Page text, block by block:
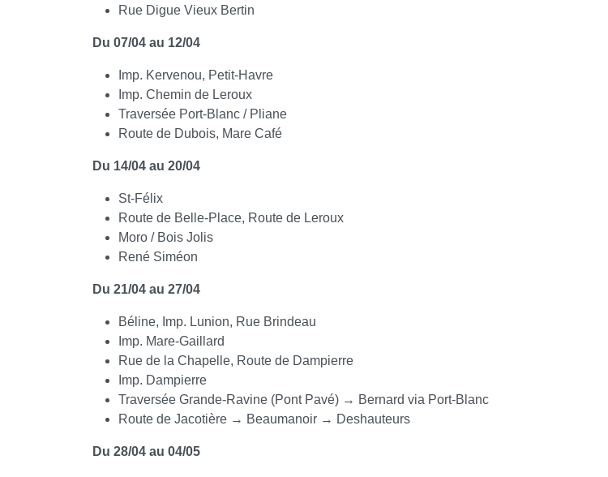
Rue Digue Vieux Bertin
Du 07/04 au 12/04
Imp. Kervenou, Petit-Havre
Imp. Chemin de Leroux
Traversée Port-Blanc / Pliane
Route de Dubois, Mare Café
Du 14/04 au 20/04
St-Félix
Route de Belle-Place, Route de Leroux
Moro / Bois Jolis
René Siméon
Du 21/04 au 27/04
Béline, Imp. Lunion, Rue Brindeau
Imp. Mare-Gaillard
Rue de la Chapelle, Route de Dampierre
Imp. Dampierre
Traversée Grande-Ravine (Pont Pavé) → Bernard via Port-Blanc
Route de Jacotière → Beaumanoir → Deshauteurs
Du 28/04 au 04/05